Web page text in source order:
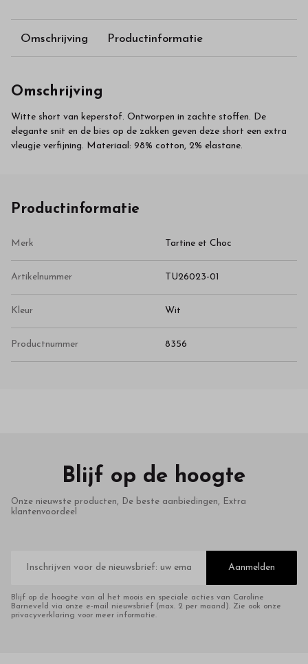
Omschrijving Productinformatie
Omschrijving
Witte short van keperstof. Ontworpen in zachte stoffen. De
elegante snit en de bies op de zakken geven deze short een extra
vleugje verfijning. Materiaal: 98% cotton, 2% elastane.
Productinformatie
Merk Tartine et Choc
Artikelnummer TU26023-01
Kleur Wit
Productnummer 8356
Blijf op de hoogte
Onze nieuwste producten, De beste aanbiedingen, Extra
klantenvoordeel
mailadres
Aanmelden
Blijf op de hoogte van al het moois en speciale acties van Caroline
Barneveld via onze e-mail nieuwsbrief (max. 2 per maand). Zie ook onze
privacyverklaring voor meer informatie.